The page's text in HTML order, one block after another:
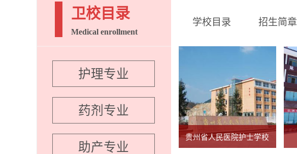
卫校目录
Medical enrollment
护理专业
药剂专业
助产专业
学校目录 招生简章
贵州省人民医院护士学校